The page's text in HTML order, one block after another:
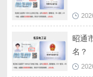
昭通
名？